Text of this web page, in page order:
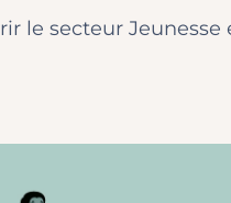
le secteur Jeunesse